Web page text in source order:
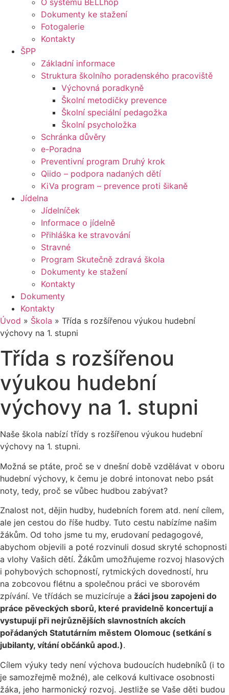
O systému BELLhop
Dokumenty ke stažení
Fotogalerie
Kontakty
ŠPP
Základní informace
Struktura školního poradenského pracoviště
Výchovná poradkyně
Školní metodičky prevence
Školní speciální pedagožka
Školní psycholožka
Schránka důvěry
e-Poradna
Preventivní program Druhý krok
Qiido – podpora nadaných dětí
KiVa program – prevence proti šikaně
Jídelna
Jídelníček
Informace o jídelně
Přihláška ke stravování
Stravné
Program Skutečně zdravá škola
Dokumenty ke stažení
Kontakty
Dokumenty
Kontakty
Úvod » Škola » Třída s rozšířenou výukou hudební
výchovy na 1. stupni
Třída s rozšířenou
výukou hudební
výchovy na 1. stupni
Naše škola nabízí třídy s rozšířenou výukou hudební
výchovy na 1. stupni.
Možná se ptáte, proč se v dnešní době vzdělávat v oboru
hudební výchovy, k čemu je dobré intonovat nebo psát
noty, tedy, proč se vůbec hudbou zabývat?
Znalost not, dějin hudby, hudebních forem atd. není cílem,
ale jen cestou do říše hudby. Tuto cestu nabízíme našim
žákům. Od toho jsme tu my, erudovaní pedagogové,
abychom objevili a poté rozvinuli dosud skryté schopnosti
a vlohy Vašich dětí. Žákům umožňujeme rozvoj hlasových
i pohybových schopností, rytmických dovedností, hru
na zobcovou flétnu a společnou práci ve sborovém
zpívání. Ve třídách se muzicíruje a žáci jsou zapojeni do
práce pěveckých sborů, které pravidelně koncertují a
vystupují při nejrůznějších slavnostních akcích
pořádaných Statutárním městem Olomouc (setkání s
jubilanty, vítání občánků apod.).
Cílem výuky tedy není výchova budoucích hudebníků (i to
je samozřejmě možné), ale celková kultivace osobnosti
žáka, jeho harmonický rozvoj. Jestliže se Vaše děti budou